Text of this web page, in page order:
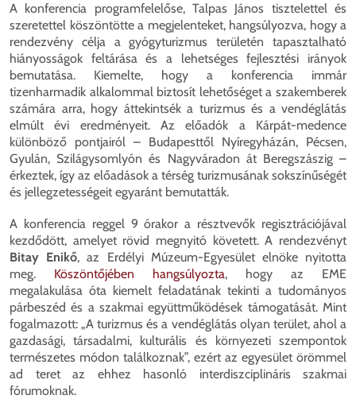
A konferencia programfelelőse, Talpas János tisztelettel és
szeretettel köszöntötte a megjelenteket, hangsúlyozva, hogy a
rendezvény célja a gyógyturizmus területén tapasztalható
hiányosságok feltárása és a lehetséges fejlesztési irányok
bemutatása. Kiemelte, hogy a konferencia immár
tizenharmadik alkalommal biztosít lehetőséget a szakemberek
számára arra, hogy áttekintsék a turizmus és a vendéglátás
elmúlt évi eredményeit. Az előadók a Kárpát-medence
különböző pontjairól – Budapesttől Nyíregyházán, Pécsen,
Gyulán, Szilágysomlyón és Nagyváradon át Beregszászig –
érkeztek, így az előadások a térség turizmusának sokszínűségét
és jellegzetességeit egyaránt bemutatták.
A konferencia reggel 9 órakor a résztvevők regisztrációjával
kezdődött, amelyet rövid megnyitó követett. A rendezvényt
Bitay Enikő, az Erdélyi Múzeum-Egyesület elnöke nyitotta
meg. Köszöntőjében hangsúlyozta, hogy az EME
megalakulása óta kiemelt feladatának tekinti a tudományos
párbeszéd és a szakmai együttműködések támogatását. Mint
fogalmazott: „A turizmus és a vendéglátás olyan terület, ahol a
gazdasági, társadalmi, kulturális és környezeti szempontok
természetes módon találkoznak”, ezért az egyesület örömmel
ad teret az ehhez hasonló interdiszciplináris szakmai
fórumoknak.